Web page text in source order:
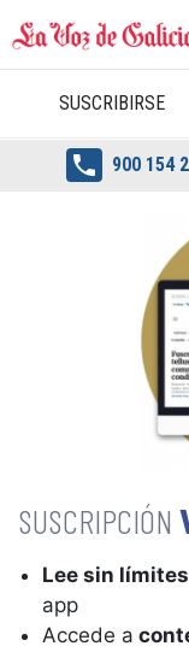
SUSCRIBIRSE
 900 154
Lee sin límites
app
Accede a